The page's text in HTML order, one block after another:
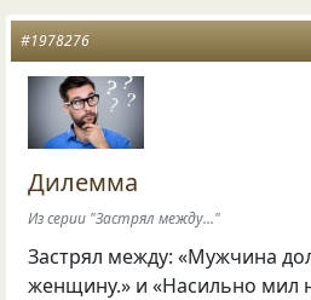
#1978276
Дилемма
Из серии "Застрял между..."
Застрял между: «Мужчина
женщину.» и «Насильно мил